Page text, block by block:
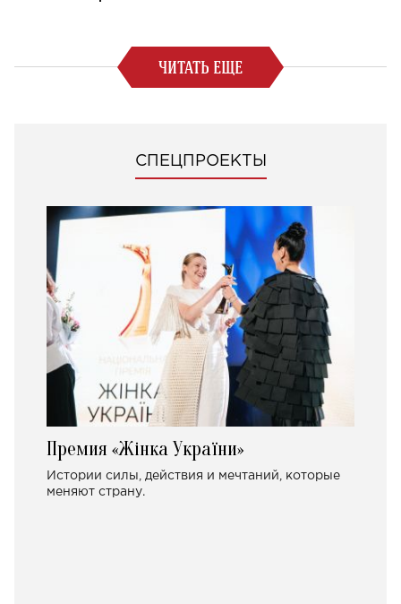
ЧИТАТЬ ЕЩЕ
СПЕЦПРОЕКТЫ
Премия «Жінка України»
Истории силы, действия и мечтаний, которые
меняют страну.